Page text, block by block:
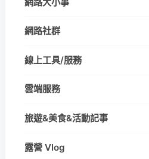
網路社群
線上工具/服務
雲端服務
旅遊&美食&活動記事
露營 Vlog